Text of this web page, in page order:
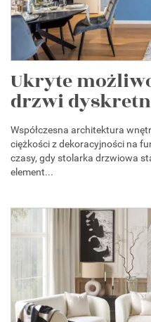
Ukryte
drzwi
Współczesna architektura
ciężkości z dekoracyjności na
czasy, gdy stolarka drzwiowa
element...